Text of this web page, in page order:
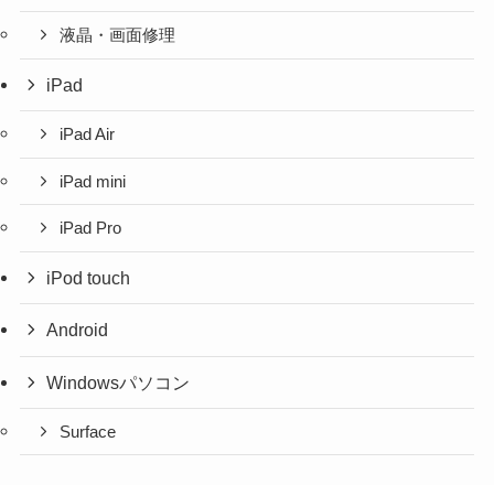
液晶・画面修理
iPad
iPad Air
iPad mini
iPad Pro
iPod touch
Android
Windowsパソコン
Surface